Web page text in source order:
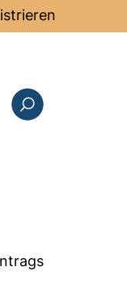
: this page in